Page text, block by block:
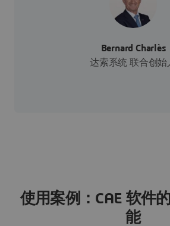
Bernard Charlès
达索系统 联合创始
使用案例：CAE 软件
能